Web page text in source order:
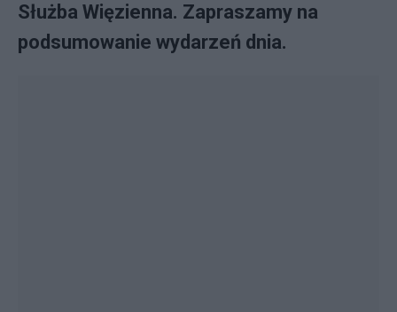
Służba Więzienna. Zapraszamy na
podsumowanie wydarzeń dnia.